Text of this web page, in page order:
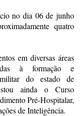
no dia 06 de junho
quatro
em diversas áreas
à formação e
do estado de
ainda o Curso
Pré-Hospitalar,
de Inteligência.